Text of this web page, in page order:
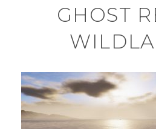
GHOST